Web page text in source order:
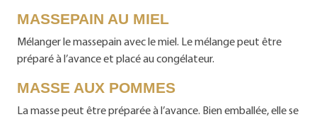
MASSEPAIN AU MIEL
Mélanger le massepain avec le miel. Le mélange peut être
préparé à l’avance et placé au congélateur.
MASSE AUX POMMES
La masse peut être préparée à l’avance. Bien emballée, elle se